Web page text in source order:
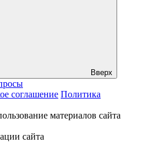
Вверх
соглашение Политика
материалов сайта
сайта